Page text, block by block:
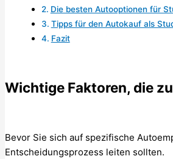
Die besten Autooptionen für
Tipps für den Autokauf als
Fazit
Wichtige Faktoren, die
Bevor Sie sich auf spezifische
Entscheidungsprozess leiten sollten.